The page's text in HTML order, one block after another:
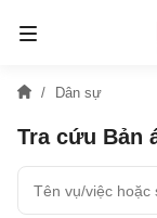
Dân sự
Tra cứu Bản